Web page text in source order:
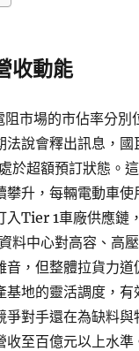
收動能
市場的市佔率分
說會釋出訊息，
於超額預訂狀態。
升，每輛電動車
入Tier 1車廠供應鏈
料中心對高容、高
，但整體拉貨力
地的靈活調度，有
對手還在為缺料
至百億元以上水